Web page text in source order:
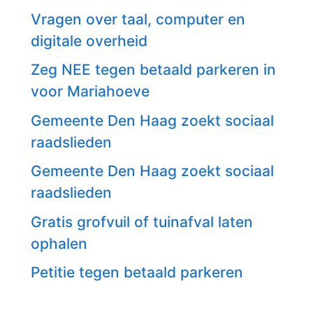
Vragen over taal, computer en
digitale overheid
Zeg NEE tegen betaald parkeren in
voor Mariahoeve
Gemeente Den Haag zoekt sociaal
raadslieden
Gemeente Den Haag zoekt sociaal
raadslieden
Gratis grofvuil of tuinafval laten
ophalen
Petitie tegen betaald parkeren